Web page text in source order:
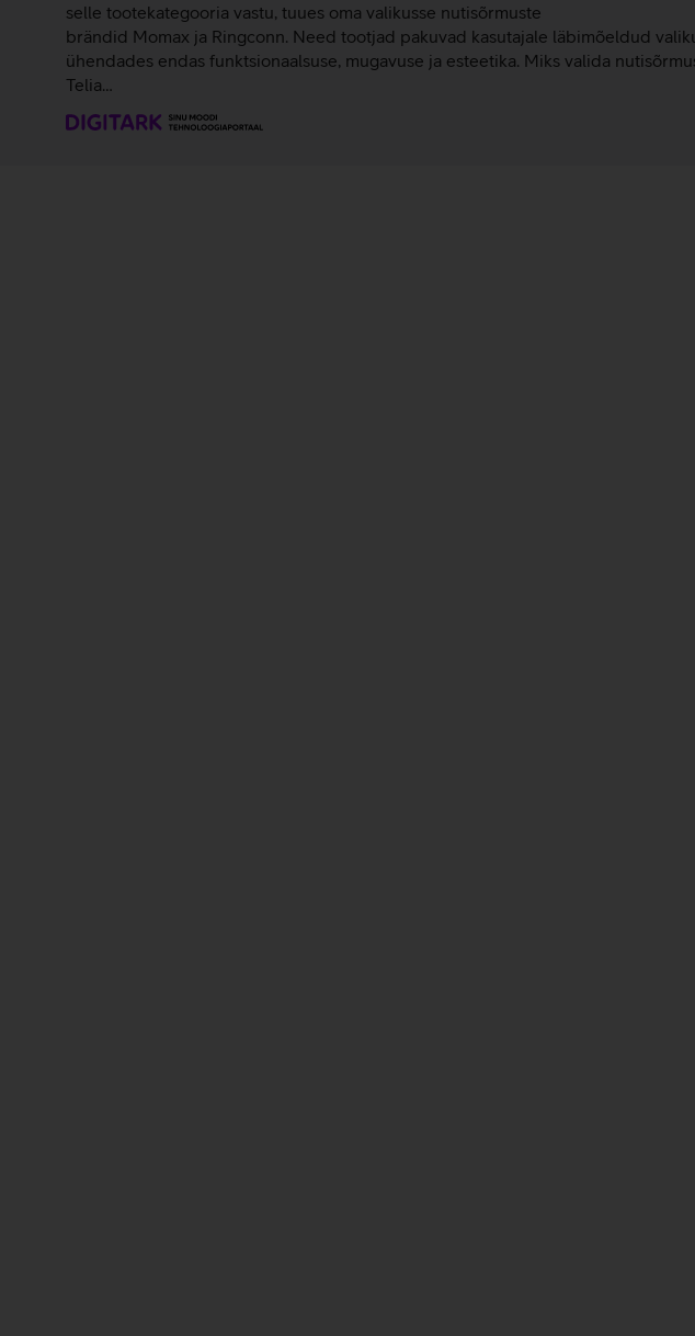
selle tootekategooria vastu, tuues oma valikusse nutisõrmuste
brändid Momax ja Ringconn. Need tootjad pakuvad kasutajale läbimõeldud
ühendades endas funktsionaalsuse, mugavuse ja esteetika. Miks valida
Telia…